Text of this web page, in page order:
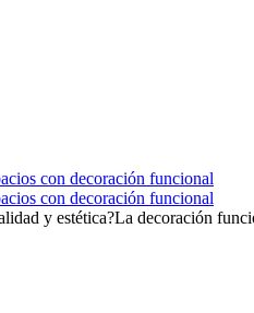
con decoración funcional
con decoración funcional
y estética?La decoración